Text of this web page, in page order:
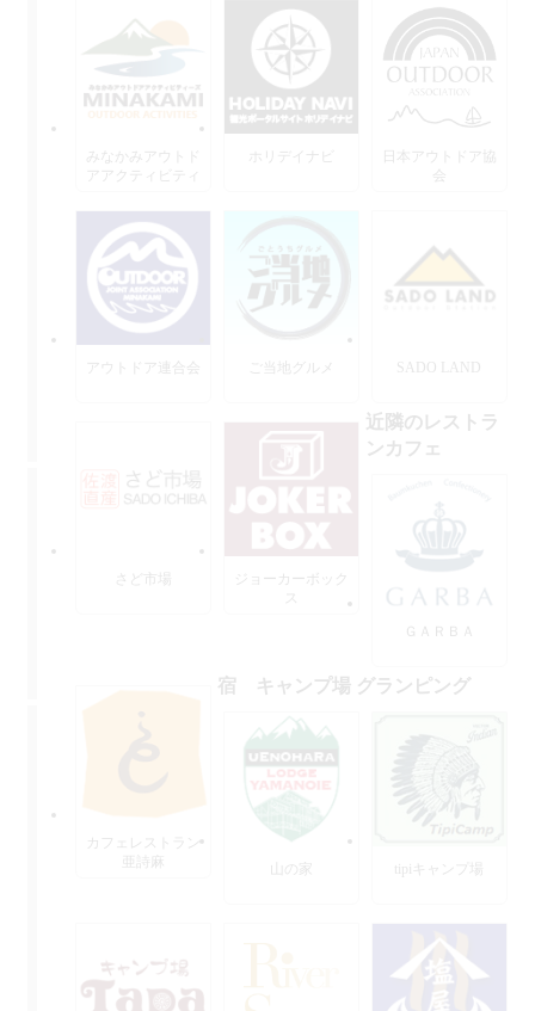
みなかみアウトド
アアクティビティ
ホリデイナビ
日本アウトドア協
会
アウトドア連合会 ご当地グルメ SADO LAND
さど市場
ジョーカーボック
ス
近隣のレストラ
ンカフェ
ＧＡＲＢＡ
カフェレストラン
亜詩麻
宿 キャンプ場 グランピング
山の家 tipiキャンプ場